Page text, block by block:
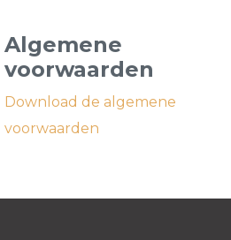
Algemene
voorwaarden
Download de algemene
voorwaarden